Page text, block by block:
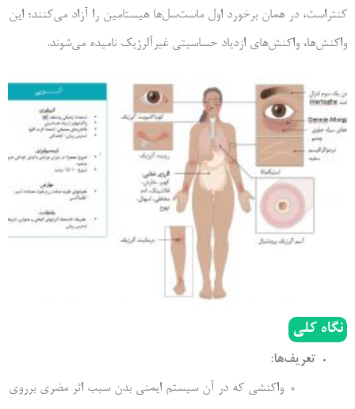
کنتراست، در همان برخورد اول ماست‌سل‌ها هیستامین را آزاد می‌کنند؛ این
واکنش‌ها، واکنش‌های ازدیاد حساسیتی غیرآلرژیک نامیده می‌شوند.
نگاه کلی
تعریف‌ها:
واکنشی که در آن سیستم ایمنی بدن سبب اثر مضری برروی